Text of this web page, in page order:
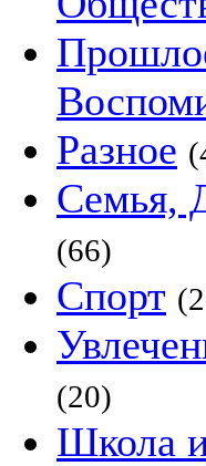
Разное
Семья,
(66)
Спорт
(20)
Школа